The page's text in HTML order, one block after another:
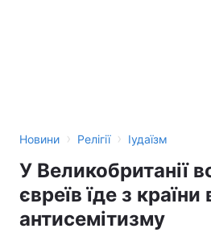
Новини › Релігії › Іудаїзм
У Великобританії
євреїв їде з країни
антисемітизму